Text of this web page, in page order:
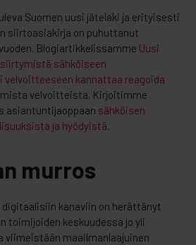
Suomen uusi jätelaki ja erityisesti
siirtoasiakirja on puhuttanut
Blogiartikkelissamme Uusi
sähköiseen
kannattaa reagoida
velvoitteista. Kirjoitimme
asiantuntijaoppaan sähköisen
ja hyödyistä.
murros
kanaviin on herättänyt
toimijoiden keskuudessa jo yli
viimeistään maailmanlaajuinen